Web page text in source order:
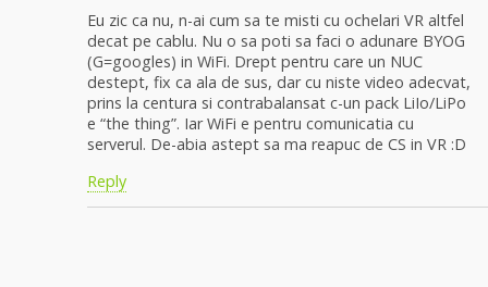
Eu zic ca nu, n-ai cum sa te misti cu ochelari VR altfel
decat pe cablu. Nu o sa poti sa faci o adunare BYOG
(G=googles) in WiFi. Drept pentru care un NUC
destept, fix ca ala de sus, dar cu niste video adecvat,
prins la centura si contrabalansat c-un pack LiIo/LiPo
e “the thing”. Iar WiFi e pentru comunicatia cu
serverul. De-abia astept sa ma reapuc de CS in VR :D
Reply